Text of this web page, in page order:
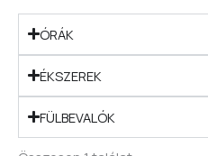
ÓRÁK
ÉKSZEREK
FÜLBEVALÓK